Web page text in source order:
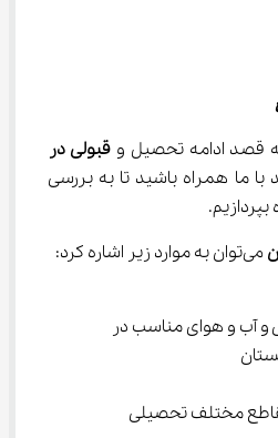
قصد ادامه تحصیل و قبولی در
با ما همراه باشید تا به بررسی
می‌توان به موارد زیر اشاره کرد:
و آب و هوای مناسب در
مختلف تحصیلی